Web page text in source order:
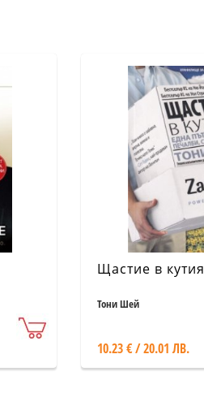
Щастие в кутия
Тони Шей
10.23 € / 20.01 ЛВ.